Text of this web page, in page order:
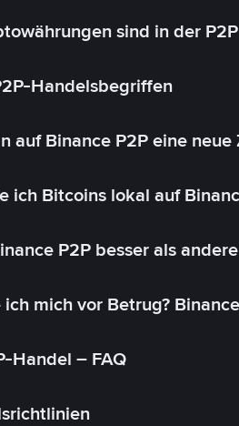
sind in der
Handelsbegriffen
auf Binance P2P eine
ich Bitcoins lokal auf
P2P besser als
mich vor Betrug?
Handel – FAQ